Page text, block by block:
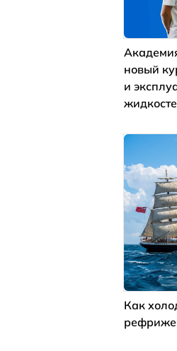
новый
и
Как